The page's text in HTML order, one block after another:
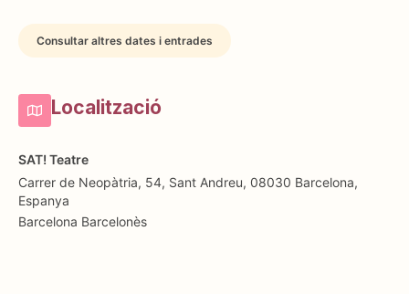
Consultar altres dates i entrades
Localització
SAT! Teatre
Carrer de Neopàtria, 54, Sant Andreu, 08030 Barcelona,
Espanya
Barcelona Barcelonès